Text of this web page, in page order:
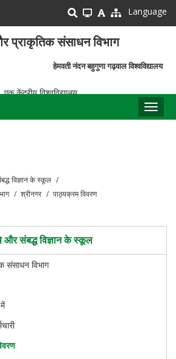
Language
प्राकृतिक संसाधन विभाग
बहुगुणा गढ़वाल विश्वविद्यालय
विश्वविद्यालय
विज्ञान के स्कूल
श्रीनगर पाठ्यक्रम विवरण
और संबद्ध विज्ञान के स्कूल
संसाधन विभाग